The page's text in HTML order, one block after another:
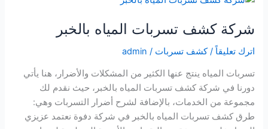
شركة كشف تسربات المياه بالخبر
اترك تعليقاً /كشف تسربات /
admin
تسربات المياه ينتج عنها الكثير من المشكلات والأضرار، هنا يأتي
دورنا في شركة كشف تسربات المياه بالخبر، حيث نقدم لك
مجموعة من الخدمات، بالإضافة لشرح أضرار التسربات وهي:
طرق كشف تسربات المياه بالخبر في شركة دفوة نعتمد عزيزي